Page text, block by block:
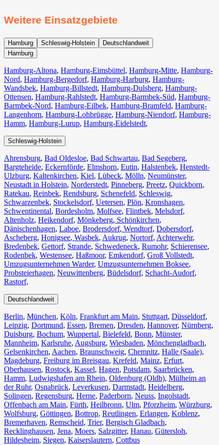
Weitere Einsatzgebiete
Hamburg Schleswig-Holstein
Deutschlandweit
Hamburg
Hamburg-Altona, Hamburg-Eimsbüttel, Hamburg-Mitte, Hamburg-
Nord, Hamburg-Bergedorf, Hamburg-Harburg, Hamburg-
Wandsbek, Hamburg-Billstedt, Hamburg-Dulsberg, Hamburg-
Ottensen, Hamburg-Rahlstedt, Hamburg-Barmbek-Süd, Hamburg-
Barmbek-Nord, Hamburg-Eilbek, Hamburg-Bramfeld, Hamburg-
Langenhorn, Hamburg-Lohbrügge, Hamburg-Niendorf, Hamburg-
Hamm, Hamburg-Lurup, Hamburg-Eidelstedt,
Schleswig-Holstein
Ahrensburg, Bad Oldesloe, Bad Schwartau, Bad Segeberg,
Bargteheide, Eckernförde, Elmshorn, Eutin, Halstenbek, Henstedt-
Ulzburg, Kaltenkirchen, Kiel, Lübeck, Mölln, Neumünster,
Neustadt in Holstein, Norderstedt, Pinneberg, Preetz, Quickborn,
Ratekau, Reinbek, Rendsburg, Schenefeld, Schleswig,
Schwarzenbek, Stockelsdorf, Uetersen, Plön, Kronshagen,
Schwentinental, Bordesholm, Molfsee, Flintbek, Melsdorf,
Altenholz, Heikendorf, Mönkeberg, Schönkirchen,
Dänischenhagen, Laboe, Brodersdorf, Wendtorf, Dobersdorf,
Ascheberg, Honigsee, Wasbek, Aukrug, Nortorf, Achterwehr,
Bredenbek, Gettorf, Strande, Schwedeneck, Rumohr, Schierensee,
Rodenbek, Westensee, Haßmoor, Emkendorf, Groß Vollstedt,
Umzugsunternehmen Warder, Umzugsunternehmen Boksee,
Probsteierhagen, Neuwittenberg, Büdelsdorf, Schacht-Audorf,
Rastorf,
Deutschlandweit
Berlin⁠, München, Köln⁠, Frankfurt am Main, Stuttgart, Düsseldorf,
Leipzig, Dortmund, Essen, Bremen, Dresden, Hannover, Nürnberg,
Duisburg⁠, Bochum, Wuppertal⁠, Bielefeld⁠, Bonn⁠, Münster⁠,
Mannheim, Karlsruhe, Augsburg, Wiesbaden⁠, Mönchengladbach⁠,
Gelsenkirchen⁠, Aachen⁠, Braunschweig, Chemnitz⁠, Halle (Saale)⁠,
Magdeburg, Freiburg im Breisgau⁠, Krefeld⁠, Mainz⁠, Erfurt,
Oberhausen⁠, Rostock⁠, Kassel⁠, Hagen, Potsdam, Saarbrücken⁠,
Hamm, Ludwigshafen am Rhein⁠, Oldenburg (Oldb), Mülheim an
der Ruhr, Osnabrück⁠, Leverkusen, Darmstadt⁠, Heidelberg,
Solingen, Regensburg, Herne⁠, Paderborn, Neuss, Ingolstadt,
Offenbach am Main, Fürth⁠, Heilbronn, Ulm⁠, Pforzheim, Würzburg,
Wolfsburg⁠, Göttingen, Bottrop, Reutlingen, Erlangen⁠, Koblenz,
Bremerhaven⁠, Remscheid, Trier⁠, Bergisch Gladbach,
Recklinghausen, Jena⁠, Moers⁠, Salzgitter⁠, Hanau, Gütersloh,
Hildesheim⁠, Siegen⁠, Kaiserslautern⁠, Cottbus⁠